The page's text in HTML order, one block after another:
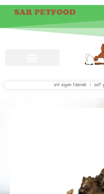
Uit eigen fabriek | zelf